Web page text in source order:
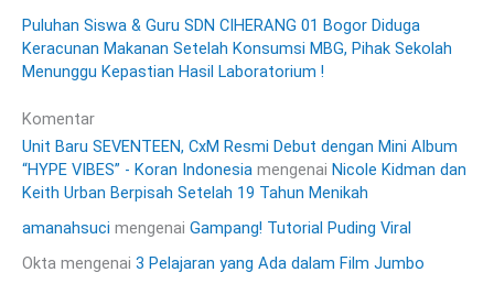
Puluhan Siswa & Guru SDN CIHERANG 01 Bogor Diduga
Keracunan Makanan Setelah Konsumsi MBG, Pihak Sekolah
Menunggu Kepastian Hasil Laboratorium !
Komentar
Unit Baru SEVENTEEN, CxM Resmi Debut dengan Mini Album
“HYPE VIBES” - Koran Indonesia mengenai Nicole Kidman dan
Keith Urban Berpisah Setelah 19 Tahun Menikah
amanahsuci mengenai Gampang! Tutorial Puding Viral
Okta mengenai 3 Pelajaran yang Ada dalam Film Jumbo